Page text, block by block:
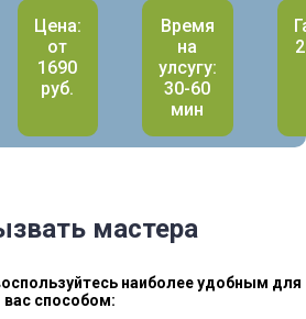
Цена:
от
1690
руб.
Время
на
улсугу:
30-60
мин
мастера
наиболее удобным для
вас способом: